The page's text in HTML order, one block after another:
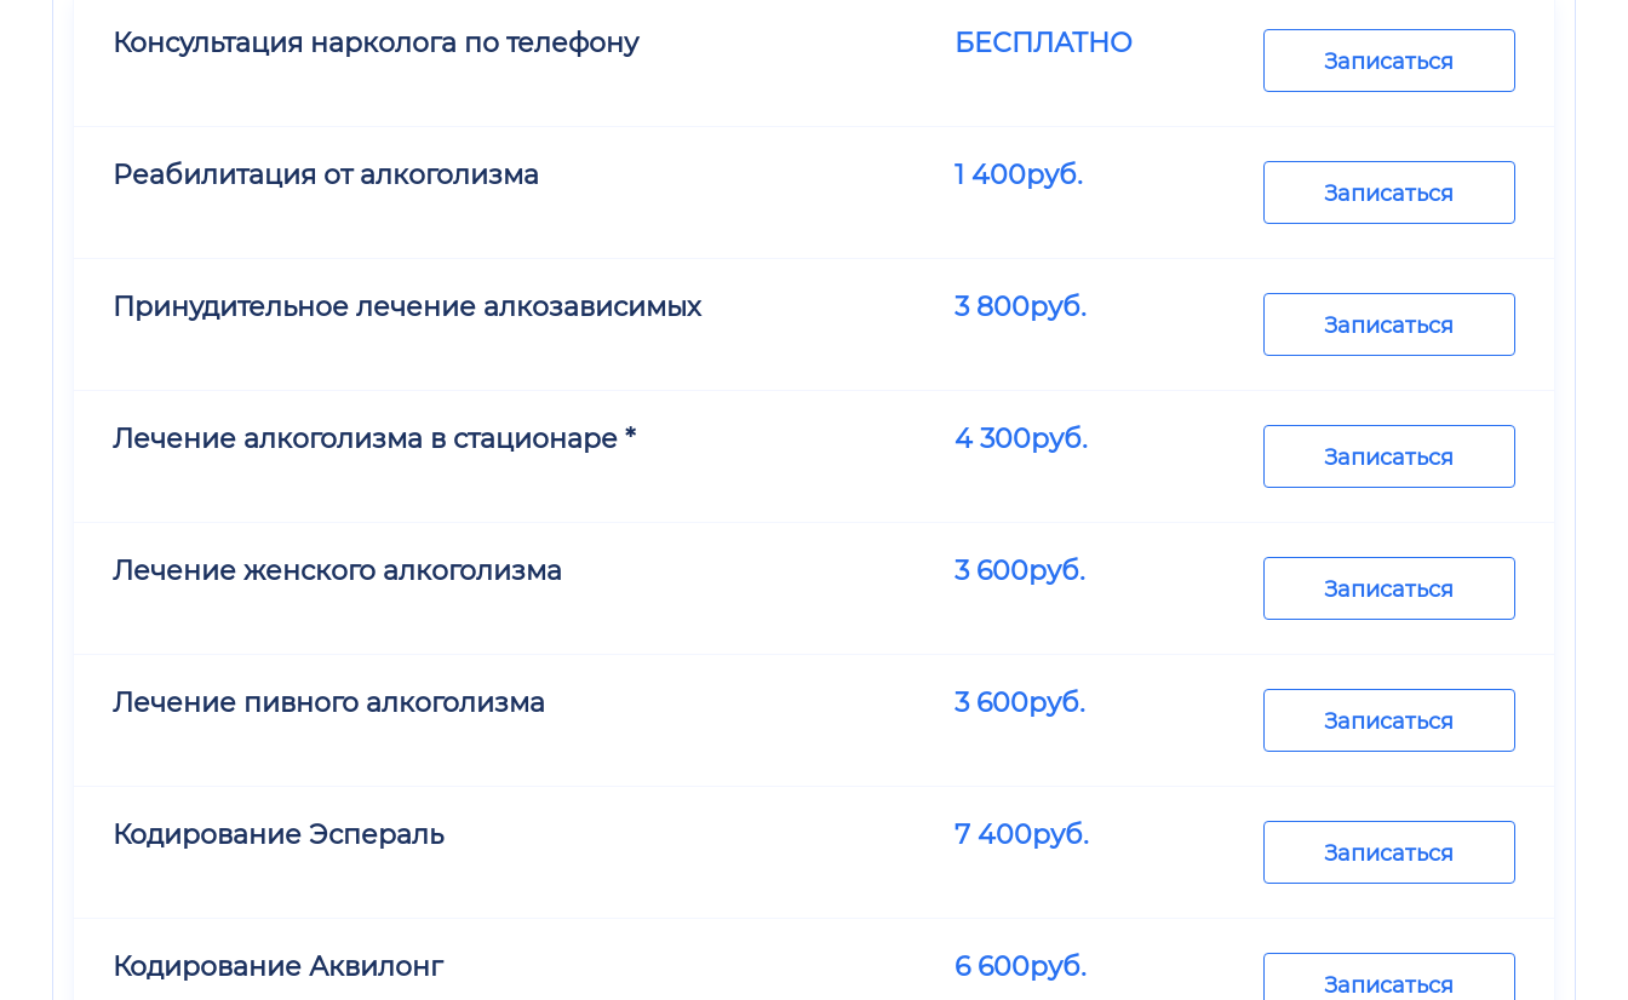
Консультация нарколога по телефону БЕСПЛАТНО
Записаться
Реабилитация от алкоголизма 1 400руб.
Записаться
Принудительное лечение алкозависимых 3 800руб.
Записаться
Лечение алкоголизма в стационаре * 4 300руб.
Записаться
Лечение женского алкоголизма 3 600руб.
Записаться
Лечение пивного алкоголизма 3 600руб.
Записаться
Кодирование Эспераль 7 400руб.
Записаться
Кодирование Аквилонг 6 600руб.
Записаться